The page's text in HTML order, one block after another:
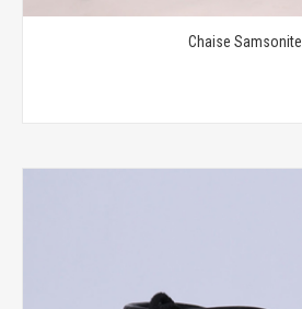
Chaise Samsonite